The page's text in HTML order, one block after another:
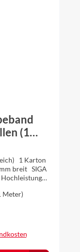
(1
im
luftdicht
Meter)